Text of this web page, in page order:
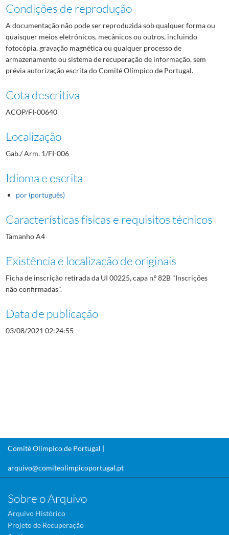
Condições de reprodução
A documentação não pode ser reproduzida sob qualquer forma ou
quaisquer meios eletrónicos, mecânicos ou outros, incluindo
fotocópia, gravação magnética ou qualquer processo de
armazenamento ou sistema de recuperação de informação, sem
prévia autorização escrita do Comité Olímpico de Portugal.
Cota descritiva
ACOP/FI-00640
Localização
Gab./ Arm. 1/FI-006
Idioma e escrita
por (português)
Características físicas e requisitos técnicos
Tamanho A4
Existência e localização de originais
Ficha de inscrição retirada da UI 00225, capa n.º 82B "Inscrições
não confirmadas".
Data de publicação
03/08/2021 02:24:55
Comité Olímpico de Portugal |
arquivo@comiteolimpicoportugal.pt
Sobre o Arquivo
Arquivo Histórico
Projeto de Recuperação